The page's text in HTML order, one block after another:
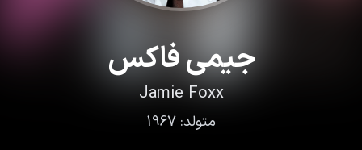
جیمی فاکس
Jamie Foxx
متولد: 1967